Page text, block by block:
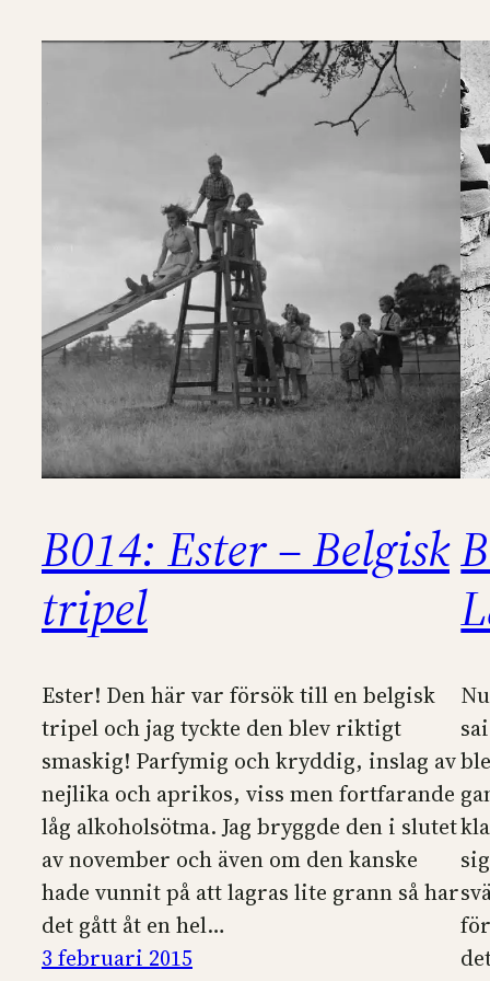
B014: Ester – Belgisk
tripel
Ester! Den här var försök till en belgisk
tripel och jag tyckte den blev riktigt
smaskig! Parfymig och kryddig, inslag av
nejlika och aprikos, viss men fortfarande
låg alkoholsötma. Jag bryggde den i slutet
av november och även om den kanske
hade vunnit på att lagras lite grann så har
det gått åt en hel…
3 februari 2015